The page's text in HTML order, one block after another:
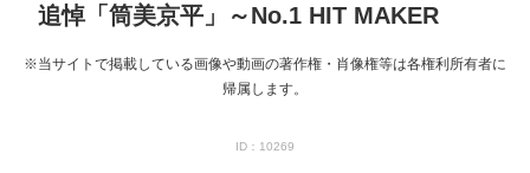
追悼「筒美京平」～No.1 HIT MAKER
※当サイトで掲載している画像や動画の著作権・肖像権等は各権利所有者に
帰属します。
ID：10269